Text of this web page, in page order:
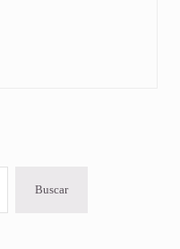
Buscar